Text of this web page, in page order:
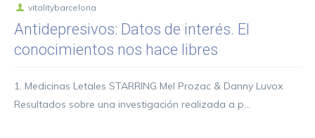
vitalitybarcelona
Antidepresivos: Datos de interés. El
conocimientos nos hace libres
1. Medicinas Letales STARRING Mel Prozac & Danny Luvox
Resultados sobre una investigación realizada a p...